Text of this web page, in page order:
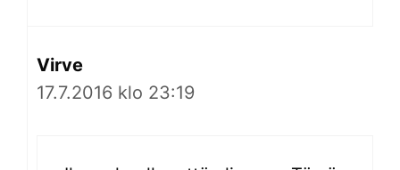
Virve
17.7.2016 klo 23:19